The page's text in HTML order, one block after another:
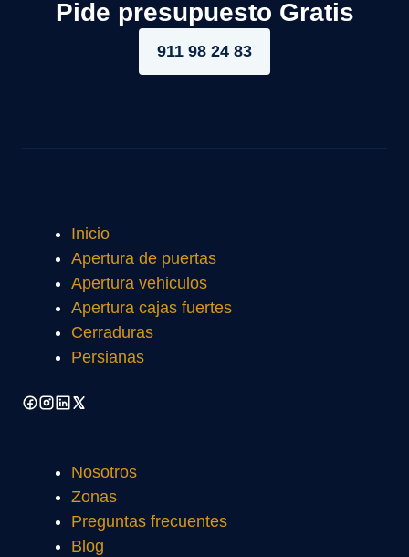
Pide presupuesto Gratis
911 98 24 83
Inicio
Apertura de puertas
Apertura vehiculos
Apertura cajas fuertes
Cerraduras
Persianas
Nosotros
Zonas
Preguntas frecuentes
Blog